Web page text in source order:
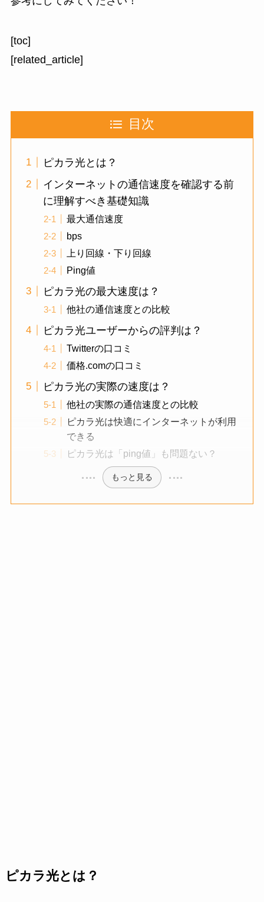
[toc]
[related_article]
目次
ピカラ光とは？
インターネットの通信速度を確認する前
に理解すべき基礎知識
最大通信速度
bps
上り回線・下り回線
Ping値
ピカラ光の最大速度は？
他社の通信速度との比較
ピカラ光ユーザーからの評判は？
Twitterの口コミ
価格.comの口コミ
ピカラ光の実際の速度は？
他社の実際の通信速度との比較
ピカラ光は快適にインターネットが利用
できる
ピカラ光は「ping値」も問題ない？
もっと見る
ピカラ光とは？